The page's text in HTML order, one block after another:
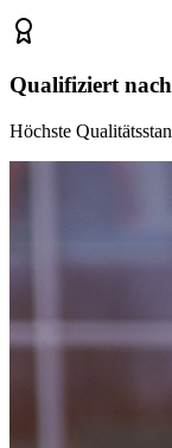
Qualifiziert
Höchste